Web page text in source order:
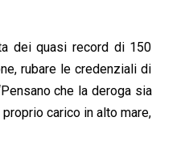
dei quasi record di 150
rubare le credenziali di
che la deroga sia
carico in alto mare,